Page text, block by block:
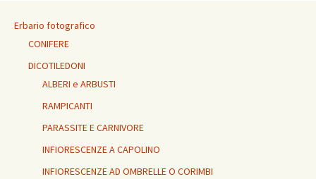
Erbario fotografico
CONIFERE
DICOTILEDONI
ALBERI e ARBUSTI
RAMPICANTI
PARASSITE E CARNIVORE
INFIORESCENZE A CAPOLINO
INFIORESCENZE AD OMBRELLE O CORIMBI